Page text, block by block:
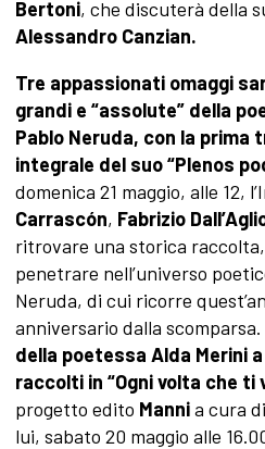
Bertoni, che discuterà della
Alessandro Canzian.
Tre appassionati omaggi
grandi e “assolute” della
Pablo Neruda, con la prima
integrale del suo “Plenos
domenica 21 maggio, alle 12,
Carrascón, Fabrizio
ritrovare una storica
penetrare nell’universo
Neruda, di cui ricorre
anniversario dalla scomparsa.
della poetessa Alda Merini
raccolti in “Ogni volta che ti
progetto edito Mannia cura di
lui, sabato 20 maggio alle